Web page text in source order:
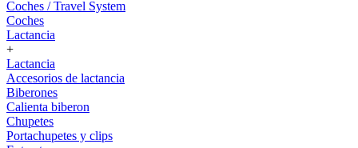
Coches / Travel System
Coches
Lactancia
+
Lactancia
Accesorios de lactancia
Biberones
Calienta biberon
Chupetes
Portachupetes y clips